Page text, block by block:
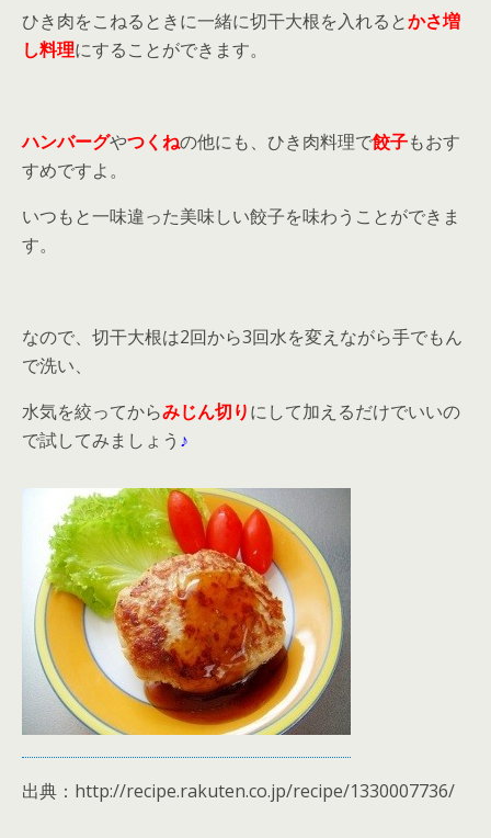
ひき肉をこねるときに一緒に切干大根を入れるとかさ増
し料理にすることができます。
ハンバーグやつくねの他にも、ひき肉料理で餃子もおす
すめですよ。
いつもと一味違った美味しい餃子を味わうことができま
す。
なので、切干大根は2回から3回水を変えながら手でもん
で洗い、
水気を絞ってからみじん切りにして加えるだけでいいの
で試してみましょう ♪
出典：http://recipe.rakuten.co.jp/recipe/1330007736/